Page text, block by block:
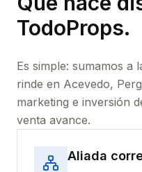
TodoProps.
Es simple: sumamos a
rinde en Acevedo,
marketing e inversión
venta avance.
Aliada